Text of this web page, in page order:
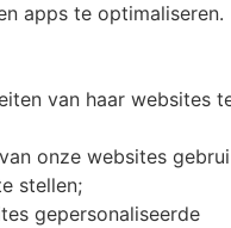
apps te optimaliseren.
van haar websites
onze websites
stellen;
gepersonaliseerde